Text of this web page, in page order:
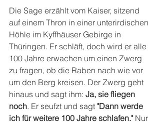
Die Sage erzählt vom Kaiser, sitzend
auf einem Thron in einer unterirdischen
Höhle im Kyffhäuser Gebirge in
Thüringen. Er schläft, doch wird er alle
100 Jahre erwachen um einen Zwerg
zu fragen, ob die Raben nach wie vor
um den Berg kreisen. Der Zwerg geht
hinaus und sagt ihm: Ja, sie fliegen
noch. Er seufzt und sagt "Dann werde
ich für weitere 100 Jahre schlafen." Nur